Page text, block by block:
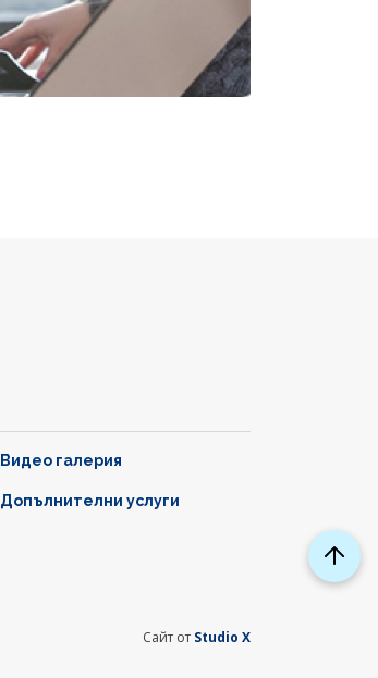
Видео галерия
Допълнителни услуги
Сайт от Studio X